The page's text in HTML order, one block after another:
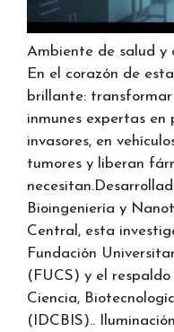
Ambiente de salud y
En el corazón de
brillante: transformar
inmunes expertas
invasores, en
tumores y liberan
Bioingeniería y
Central, esta
Fundación
(FUCS) y el
Ciencia,
(IDCBIS)..